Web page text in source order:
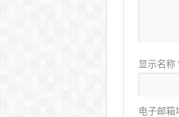
显示名称
电子邮箱